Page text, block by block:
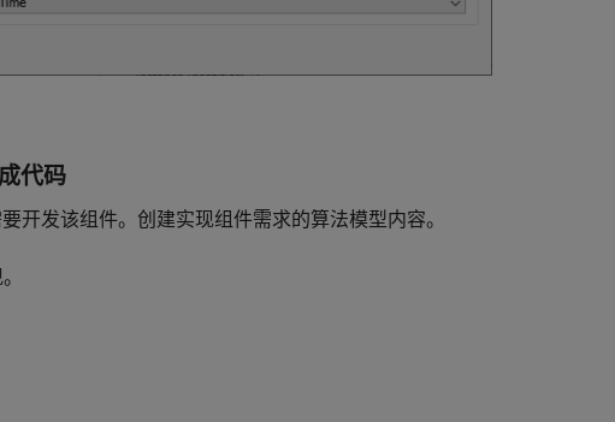
代码
开发该组件。创建实现组件需求的算法模型内容。